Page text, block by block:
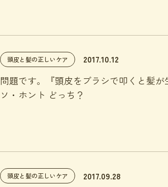
頭皮と髪の正しいケア 2017.10.12
問題です。『頭皮をブラシで叩くと髪が
ソ・ホント どっち？
頭皮と髪の正しいケア 2017.09.28